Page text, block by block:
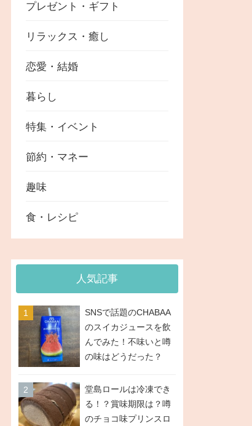
プレゼント・ギフト
リラックス・癒し
恋愛・結婚
暮らし
特集・イベント
節約・マネー
趣味
食・レシピ
人気記事
SNSで話題のCHABAA
のスイカジュースを飲
んでみた！不味いと噂
の味はどうだった？
堂島ロールは冷凍でき
る！？賞味期限は？噂
のチョコ味プリンスロ